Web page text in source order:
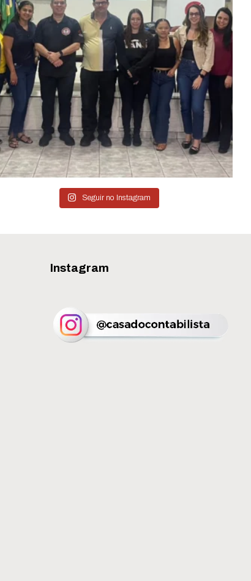
Seguir no Instagram
Instagram